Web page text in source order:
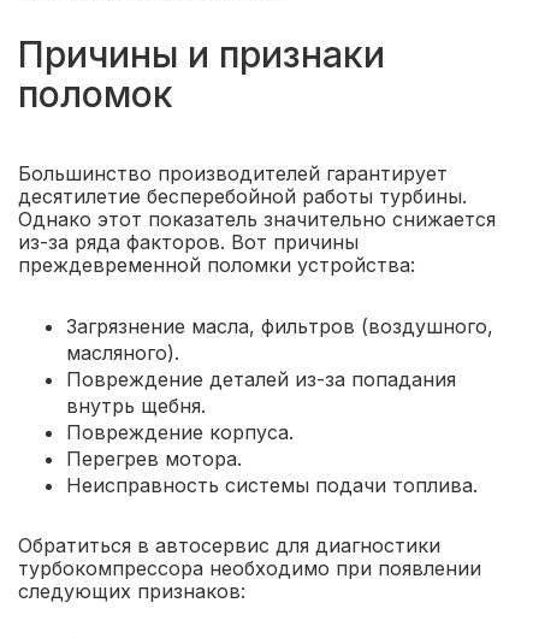
Причины и признаки
поломок
Большинство производителей гарантирует
десятилетие бесперебойной работы турбины.
Однако этот показатель значительно снижается
из-за ряда факторов. Вот причины
преждевременной поломки устройства:
Загрязнение масла, фильтров (воздушного,
масляного).
Повреждение деталей из-за попадания
внутрь щебня.
Повреждение корпуса.
Перегрев мотора.
Неисправность системы подачи топлива.
Обратиться в автосервис для диагностики
турбокомпрессора необходимо при появлении
следующих признаков: